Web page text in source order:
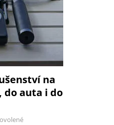
na
do auta i do